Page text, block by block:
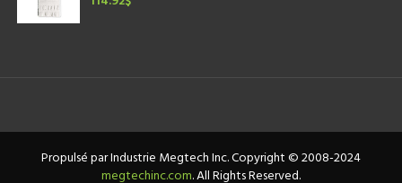
Propulsé par Industrie Megtech Inc. Copyright © 2008-2024
megtechinc.com. All Rights Reserved.